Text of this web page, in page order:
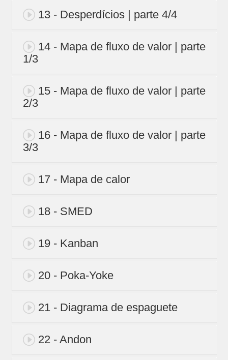
13 - Desperdícios | parte 4/4
14 - Mapa de fluxo de valor | parte
1/3
15 - Mapa de fluxo de valor | parte
2/3
16 - Mapa de fluxo de valor | parte
3/3
17 - Mapa de calor
18 - SMED
19 - Kanban
20 - Poka-Yoke
21 - Diagrama de espaguete
22 - Andon